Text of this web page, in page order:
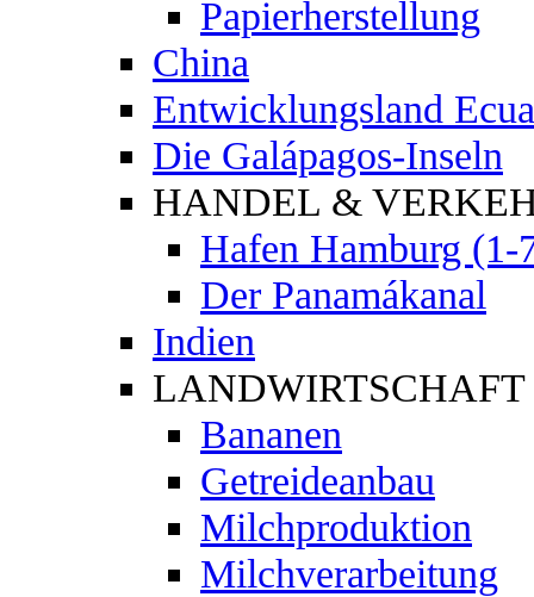
Papierherstellung
China
Entwicklungsland
Die Galápagos-Inseln
HANDEL &
Hafen Hamburg (1-
Der Panamákanal
Indien
LANDWIRTSCHAFT
Bananen
Getreideanbau
Milchproduktion
Milchverarbeitung